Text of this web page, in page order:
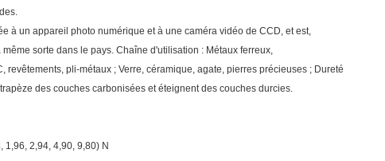
à un appareil photo numérique et à une caméra vidéo de CCD, et est,
sorte dans le pays. Chaîne d'utilisation : Métaux ferreux,
revêtements, pli-métaux ; Verre, céramique, agate, pierres précieuses ; Dureté
des couches carbonisées et éteignent des couches durcies.
1,96, 2,94, 4,90, 9,80) N